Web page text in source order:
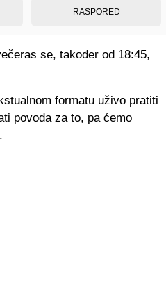
RASPORED
se, također od 18:45,
formatu uživo pratiti
povoda za to, pa ćemo